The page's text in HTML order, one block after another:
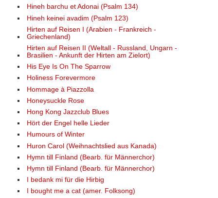
Hineh barchu et Adonai (Psalm 134)
Hineh keinei avadim (Psalm 123)
Hirten auf Reisen I (Arabien - Frankreich -
Griechenland)
Hirten auf Reisen II (Weltall - Russland, Ungarn -
Brasilien - Ankunft der Hirten am Zielort)
His Eye Is On The Sparrow
Holiness Forevermore
Hommage à Piazzolla
Honeysuckle Rose
Hong Kong Jazzclub Blues
Hört der Engel helle Lieder
Humours of Winter
Huron Carol (Weihnachtslied aus Kanada)
Hymn till Finland (Bearb. für Männerchor)
Hymn till Finland (Bearb. für Männerchor)
I bedank mi für die Hirbig
I bought me a cat (amer. Folksong)